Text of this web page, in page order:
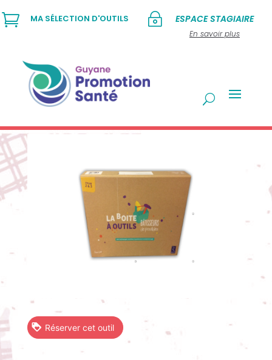
~ ESPACE STAGIAIRE
En savoir plus
 MA SÉLECTION D'OUTILS
Réserver cet outil